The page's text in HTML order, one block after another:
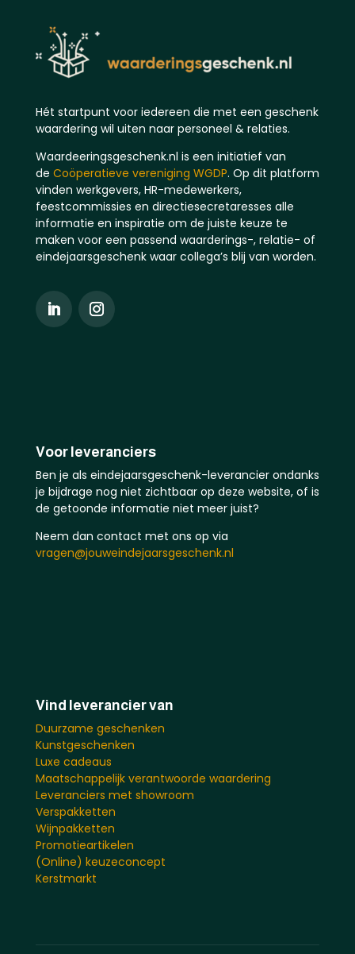
Hét startpunt voor iedereen die met een geschenk
waardering wil uiten naar personeel & relaties.
Waardeeringsgeschenk.nl is een initiatief van
de Coöperatieve vereniging WGDP. Op dit platform
vinden werkgevers, HR-medewerkers,
feestcommissies en directiesecretaresses alle
informatie en inspiratie om de juiste keuze te
maken voor een passend waarderings-, relatie- of
eindejaarsgeschenk waar collega’s blij van worden.
Voor leveranciers
Ben je als eindejaarsgeschenk-leverancier ondanks
je bijdrage nog niet zichtbaar op deze website, of is
de getoonde informatie niet meer juist?
Neem dan contact met ons op via
vragen@jouweindejaarsgeschenk.nl
Vind leverancier van
Duurzame geschenken
Kunstgeschenken
Luxe cadeaus
Maatschappelijk verantwoorde waardering
Leveranciers met showroom
Verspakketten
Wijnpakketten
Promotieartikelen
(Online) keuzeconcept
Kerstmarkt